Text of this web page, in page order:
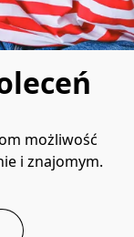
możliwość
i znajomym.